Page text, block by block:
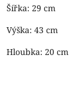
Šířka: 29 cm
Výška: 43 cm
Hloubka: 20 cm